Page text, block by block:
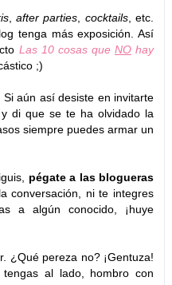
, after parties cocktails, etc.
tenga más exposición. Así
Las 10 cosas que NO hay
;)
aún así desiste en invitarte
y di que se te ha olvidado la
siempre puedes armar un
pégate a las blogueras
conversación, ni te integres
a algún conocido, ¡huye
¿Qué pereza no? ¡Gentuza!
al lado, hombro con